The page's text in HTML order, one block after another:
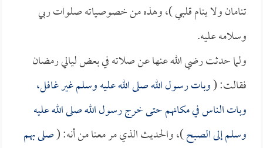
تنامان ولا ينام قلبي )، وهذه من خصوصياته صلوات ربي
وسلامه عليه.
ولما حدثت رضي الله عنها عن صلاته في بعض ليالي رمضان
فقالت: (وبات رسول الله صلى الله عليه وسلم غير غافل،
وبات الناس في مكانهم حتى خرج رسول الله صلى الله عليه
وسلم إلى الصبح)، والحديث الذي مر معنا من أنه: (صلى بهم